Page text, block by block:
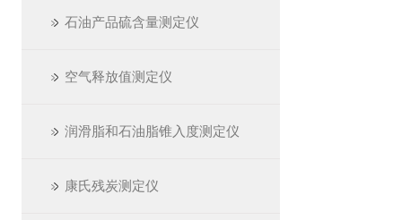
石油产品硫含量测定仪
空气释放值测定仪
润滑脂和石油脂锥入度测定仪
康氏残炭测定仪